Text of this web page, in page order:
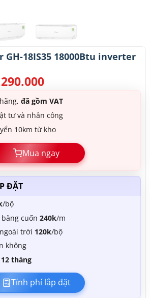
GH-18IS35 18000Btu inverter
Giá
tại
là:
12.290.000.
đã gồm VAT
tư và nhân công
10km từ kho
Mua ngay
ĐẶT
/bộ
cuốn 240k/m
trời 120k/bộ
không
12 tháng
Tính phí lắp đặt